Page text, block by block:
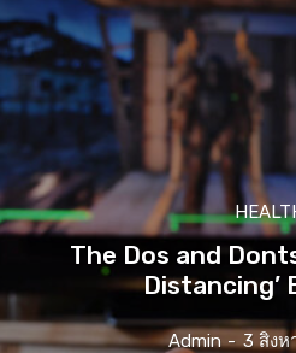
The Dos and
Distancing’
Admin - 3 สิงห